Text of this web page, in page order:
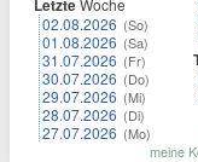
LetzteWoche
02.08.2026 (So)
01.08.2026 (Sa)
31.07.2026 (Fr)
30.07.2026 (Do)
29.07.2026 (Mi)
28.07.2026 (Di)
27.07.2026 (Mo)
meine